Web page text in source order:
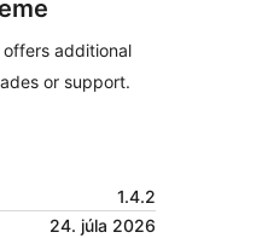
additional
or support.
1.4.2
24. júla 2026